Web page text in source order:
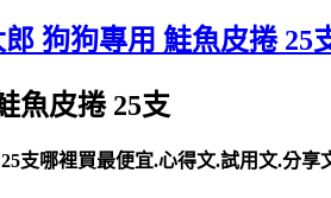
狗狗專用 鮭魚皮捲 25
魚皮捲 25支
支哪裡買最便宜.心得文.試用文.分